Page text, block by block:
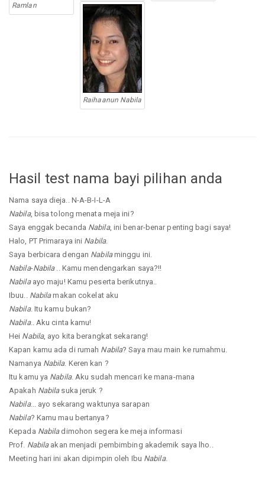
Ramlan
Raihaanun Nabila
Hasil test nama bayi pilihan anda
Nama saya dieja.. N-A-B-I-L-A
Nabila, bisa tolong menata meja ini?
Saya enggak becanda Nabila, ini benar-benar penting bagi saya!
Halo, PT Primaraya ini Nabila.
Saya berbicara dengan Nabilaminggu ini.
Nabila-Nabila.. Kamu mendengarkan saya?!!
Nabilaayo maju! Kamu peserta berikutnya..
Ibuu.. Nabilamakan cokelat aku
Nabila. Itu kamu bukan?
Nabila.. Aku cinta kamu!
Hei Nabila, ayo kita berangkat sekarang!
Kapan kamu ada di rumah Nabila? Saya mau main ke rumahmu.
Namanya Nabila. Keren kan ?
Itu kamu ya Nabila. Aku sudah mencari ke mana-mana
Apakah Nabilasuka jeruk ?
Nabila... ayo sekarang waktunya sarapan
Nabila? Kamu mau bertanya?
Kepada Nabiladimohon segera ke meja informasi
Prof. Nabilaakan menjadi pembimbing akademik saya lho..
Meeting hari ini akan dipimpin oleh Ibu Nabila.